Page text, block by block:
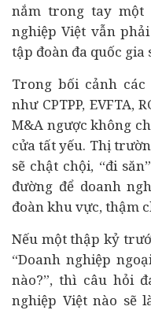
nắm trong tay một
nghiệp Việt vẫn
tập đoàn đa quốc gia
Trong bối cảnh
như CPTPP, EVFTA,
M&A ngược không
cửa tất yếu. Thị
sẽ chật chội, “đi
đường để doanh
đoàn khu vực, thậm
Nếu một thập kỷ
“Doanh nghiệp
nào?”, thì câu hỏi
nghiệp Việt nào sẽ